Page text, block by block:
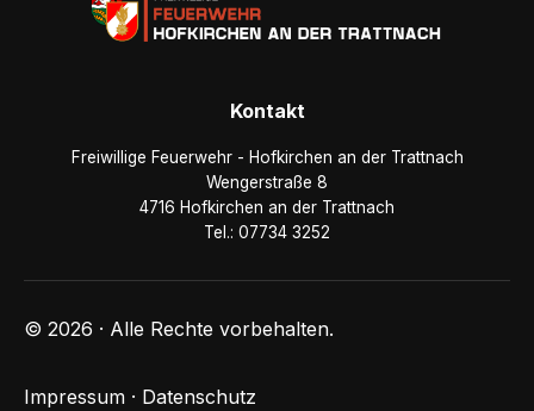
Kontakt
Freiwillige Feuerwehr - Hofkirchen an der Trattnach
Wengerstraße 8
4716 Hofkirchen an der Trattnach
Tel.: 07734 3252
© 2026 · Alle Rechte vorbehalten.
Impressum · Datenschutz